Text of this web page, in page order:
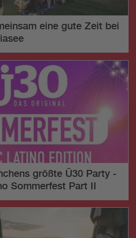
eine gute Zeit bei
größte Ü30 Party -
Sommerfest Part II